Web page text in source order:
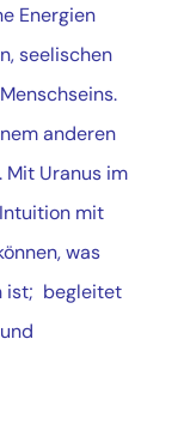
Energien
seelischen
anderen
Mit Uranus im
mit
was
ist; begleitet